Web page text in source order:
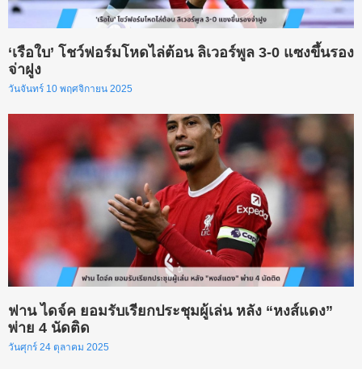
‘เรือใบ’ โชว์ฟอร์มโหดไล่ต้อน ลิเวอร์พูล 3-0 แซงขึ้นรอง
จ่าฝูง
วันจันทร์ 10 พฤศจิกายน 2025
ฟาน ไดจ์ค ยอมรับเรียกประชุมผู้เล่น หลัง “หงส์แดง”
พ่าย 4 นัดติด
วันศุกร์ 24 ตุลาคม 2025